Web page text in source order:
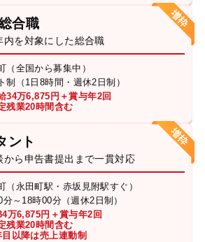
合職
内を対象にした総合職
（全国から募集中）
制（1日8時間・週休2日制）
34万6,875円＋賞与年2回
残業20時間含む
ント
から申告書提出まで一貫対応
（永田町駅・赤坂見附駅すぐ）
分～18時00分（週休2日制）
万6,875円＋賞与年2回
残業20時間含む
以降は売上連動制